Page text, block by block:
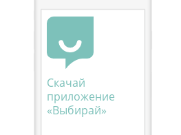
Скачай
приложение
«Выбирай»